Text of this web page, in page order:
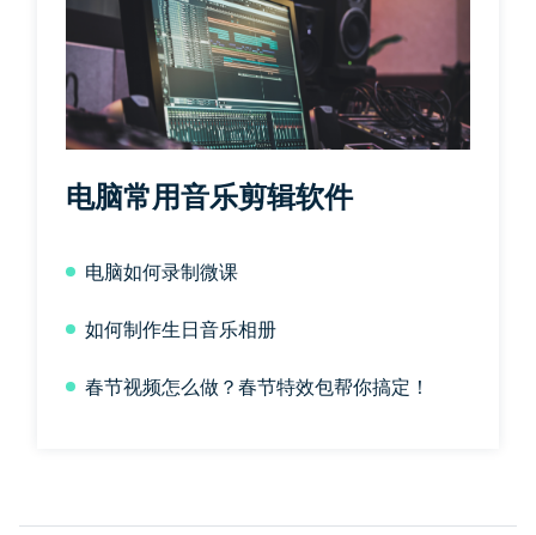
电脑常用音乐剪辑软件
电脑如何录制微课
如何制作生日音乐相册
春节视频怎么做？春节特效包帮你搞定！